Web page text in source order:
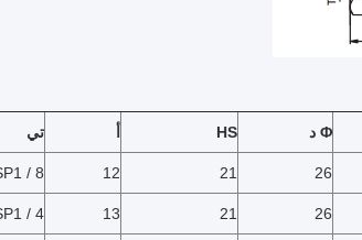
Φ د HS تي
26
21
12
/ 8 "
26
21
13
/ 4 "